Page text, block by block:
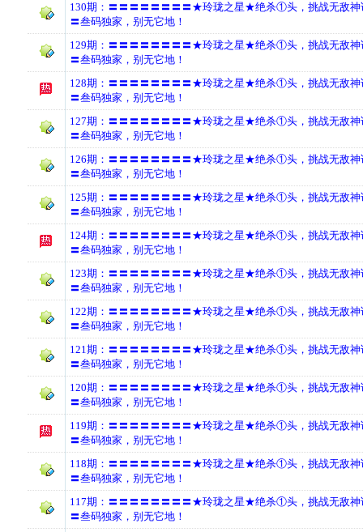
130期：〓〓〓〓〓〓〓〓★玲珑之星★绝杀①头，挑战无敌神
〓叁码独家，别无它地！
129期：〓〓〓〓〓〓〓〓★玲珑之星★绝杀①头，挑战无敌神
〓叁码独家，别无它地！
128期：〓〓〓〓〓〓〓〓★玲珑之星★绝杀①头，挑战无敌神
〓叁码独家，别无它地！
127期：〓〓〓〓〓〓〓〓★玲珑之星★绝杀①头，挑战无敌神
〓叁码独家，别无它地！
126期：〓〓〓〓〓〓〓〓★玲珑之星★绝杀①头，挑战无敌神
〓叁码独家，别无它地！
125期：〓〓〓〓〓〓〓〓★玲珑之星★绝杀①头，挑战无敌神
〓叁码独家，别无它地！
124期：〓〓〓〓〓〓〓〓★玲珑之星★绝杀①头，挑战无敌神
〓叁码独家，别无它地！
123期：〓〓〓〓〓〓〓〓★玲珑之星★绝杀①头，挑战无敌神
〓叁码独家，别无它地！
122期：〓〓〓〓〓〓〓〓★玲珑之星★绝杀①头，挑战无敌神
〓叁码独家，别无它地！
121期：〓〓〓〓〓〓〓〓★玲珑之星★绝杀①头，挑战无敌神
〓叁码独家，别无它地！
120期：〓〓〓〓〓〓〓〓★玲珑之星★绝杀①头，挑战无敌神
〓叁码独家，别无它地！
119期：〓〓〓〓〓〓〓〓★玲珑之星★绝杀①头，挑战无敌神
〓叁码独家，别无它地！
118期：〓〓〓〓〓〓〓〓★玲珑之星★绝杀①头，挑战无敌神
〓叁码独家，别无它地！
117期：〓〓〓〓〓〓〓〓★玲珑之星★绝杀①头，挑战无敌神
〓叁码独家，别无它地！